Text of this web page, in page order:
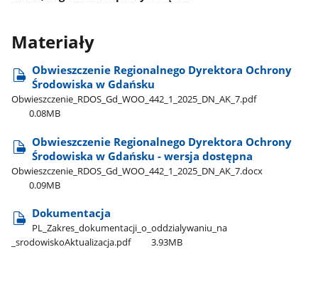
Materiały
Obwieszczenie Regionalnego Dyrektora Ochrony
Środowiska w Gdańsku
Obwieszczenie​_RDOS​_Gd​_WOO​_442​_1​_2025​_DN​_AK​_7.pdf
0.08MB
Obwieszczenie Regionalnego Dyrektora Ochrony
Środowiska w Gdańsku - wersja dostępna
Obwieszczenie​_RDOS​_Gd​_WOO​_442​_1​_2025​_DN​_AK​_7.docx
0.09MB
Dokumentacja
PL​_Zakres​_dokumentacji​_o​_oddzialywaniu​_na​
_srodowiskoAktualizacja.pdf
3.93MB